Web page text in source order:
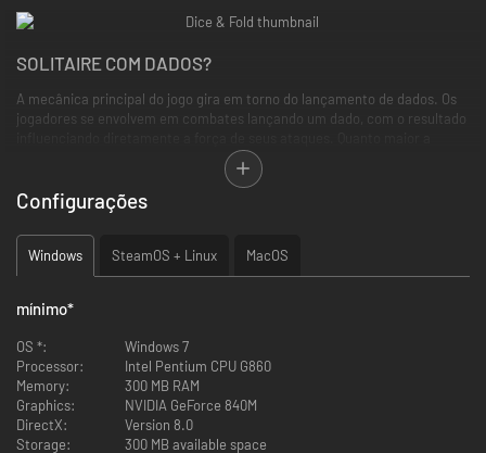
SOLITAIRE COM DADOS?
A mecânica principal do jogo gira em torno do lançamento de dados. Os
jogadores se envolvem em combates lançando um dado, com o resultado
rolagem, mais dano é infligido aos inimigos.
Os jogadores devem planejar estrategicamente o melhor uso de suas
rolagens de dados para maximizar o dano e controlar o campo de
batalha, ao mesmo tempo antecipando os contra-ataques das cartas de
monstros no final de cada turno. O jogo oferece um sistema de risco-
Configurações
Windows SteamOS + Linux MacOS
mínimo*
OS *:
Windows 7
Processor:
Intel Pentium CPU G860
Memory:
300 MB RAM
Graphics:
NVIDIA GeForce 840M
DirectX:
Version 8.0
Storage:
300 MB available space